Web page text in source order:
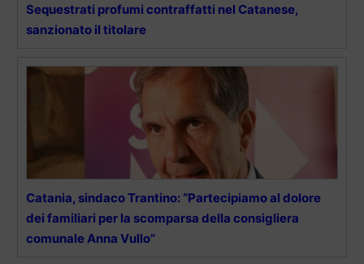
Sequestrati profumi contraffatti nel Catanese,
sanzionato il titolare
Catania, sindaco Trantino: “Partecipiamo al dolore
dei familiari per la scomparsa della consigliera
comunale Anna Vullo”